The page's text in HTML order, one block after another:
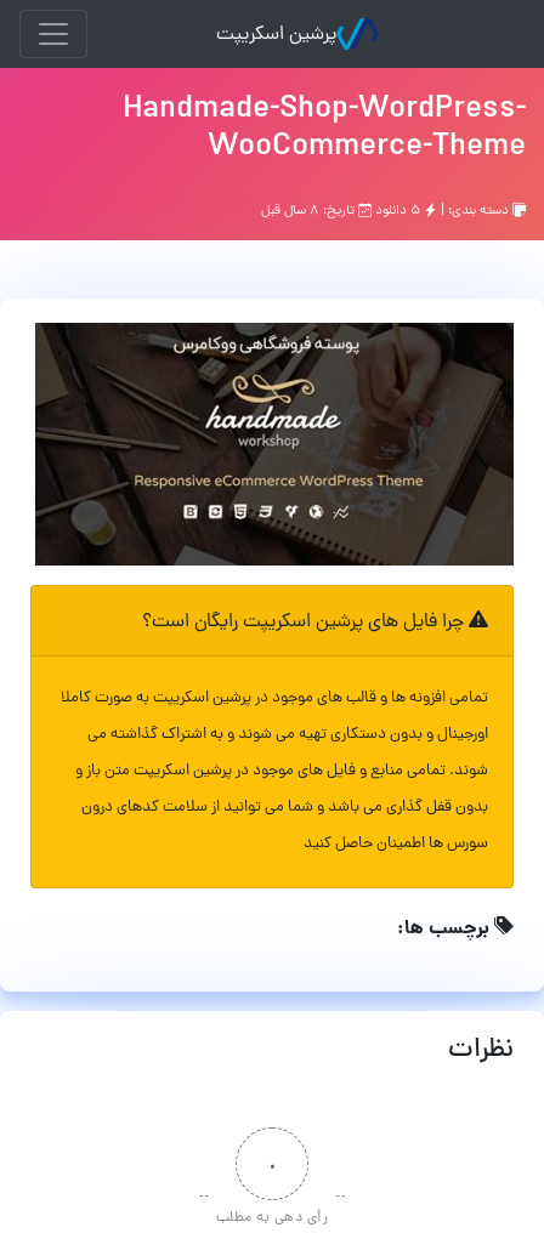
پرشین اسکریپت
Handmade-Shop-WordPress-
WooCommerce-Theme
دسته بندی: | تاریخ: ۸ سال قبل
چرا فایل های پرشین اسکریپت رایگان است؟
تمامی افزونه ها و قالب های موجود در پرشین اسکریپت به صورت کاملا
اورجینال و بدون دستکاری تهیه می شوند و به اشتراک گذاشته می
شوند. تمامی منابع و فایل های موجود در پرشین اسکریپت متن باز و
بدون قفل گذاری می باشد و شما می توانید از سلامت کدهای درون
سورس ها اطمینان حاصل کنید
برچسب ها:
نظرات
۰
رأی دهی به مطلب